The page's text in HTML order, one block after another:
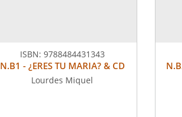
ISBN: 9788484431343
N.B1 - ¿ERES TU MARIA? & CD
Lourdes Miquel